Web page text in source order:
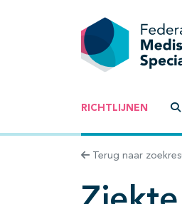
RICHTLIJNEN
Terug naar